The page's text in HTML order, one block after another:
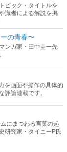
ピック・タイトルを
識者による解説を掲
の青春〜
ンガ家・田中圭一先
を画面や操作の具体的
論連載です。
にまつわる言葉の起
研究家・タイニーP氏